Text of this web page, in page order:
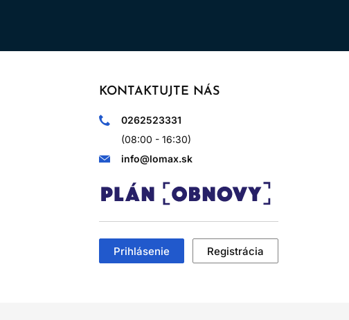
KONTAKTUJTE NÁS
0262523331
(08:00 - 16:30)
info@lomax.sk
Prihlásenie Registrácia